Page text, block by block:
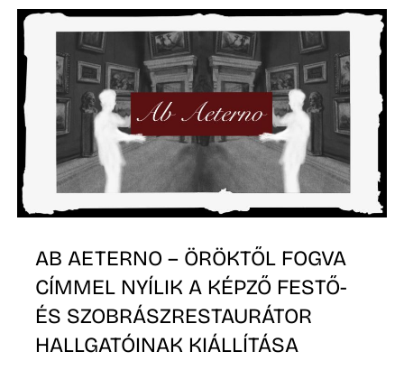
AB AETERNO – ÖRÖKTŐL FOGVA
CÍMMEL NYÍLIK A KÉPZŐ FESTŐ-
ÉS SZOBRÁSZRESTAURÁTOR
HALLGATÓINAK KIÁLLÍTÁSA